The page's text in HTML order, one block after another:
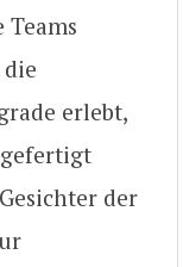
erlebt,
der